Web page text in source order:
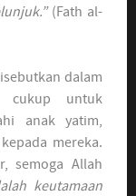
(Fath al-
dalam
untuk
anak yatim,
mereka.
semoga Allah
keutamaan